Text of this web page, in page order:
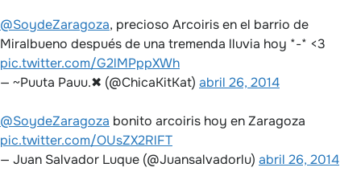
@SoydeZaragoza, precioso Arcoiris en el barrio de
Miralbueno después de una tremenda lluvia hoy *-* <3
pic.twitter.com/G2lMPppXWh
— ~Puuta Pauu.✖ (@ChicaKitKat) abril 26, 2014
@SoydeZaragoza bonito arcoiris hoy en Zaragoza
pic.twitter.com/OUsZX2RlFT
— Juan Salvador Luque (@Juansalvadorlu) abril 26, 2014